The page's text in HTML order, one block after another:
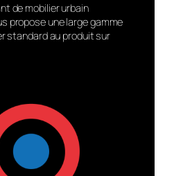
de mobilier urbain
propose une large gamme
standard au produit sur